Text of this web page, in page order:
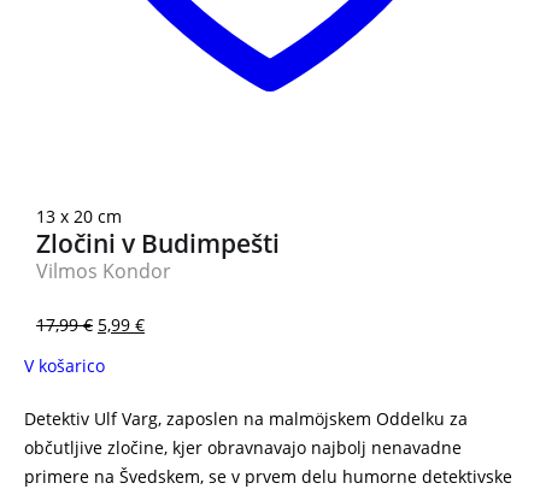
13 x 20 cm
Zločini v Budimpešti
Vilmos Kondor
17,99€ 5,99 €
V košarico
Detektiv Ulf Varg, zaposlen na malmöjskem Oddelku za
občutljive zločine, kjer obravnavajo najbolj nenavadne
primere na Švedskem, se v prvem delu humorne detektivske